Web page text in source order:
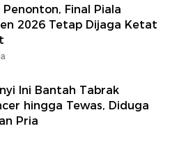
Penonton, Final Piala
2026 Tetap Dijaga Ketat
Ini Bantah Tabrak
hingga Tewas, Diduga
Pria